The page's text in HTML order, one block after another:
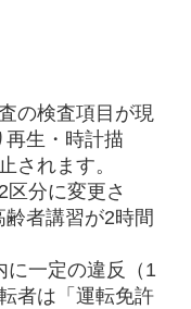
の検査項目が現
生・時計描
されます。
区分に変更さ
者講習が2時間
に一定の違反（1
者は「運転免許